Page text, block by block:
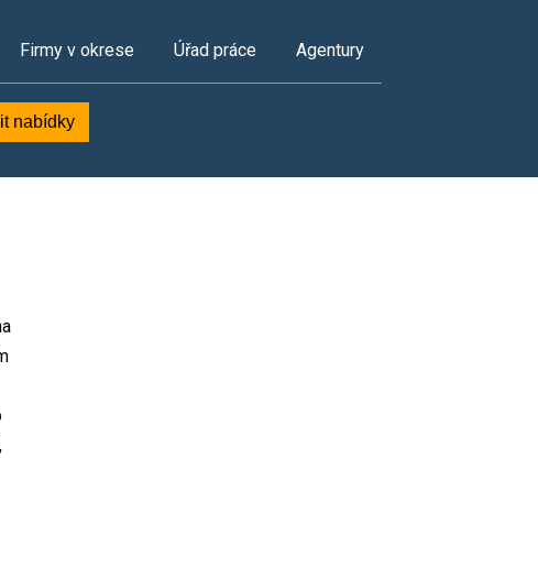
Firmy v okrese Úřad práce Agentury
nabídky